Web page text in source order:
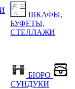
ШКАФЫ,
БУФЕТЫ,
СТЕЛЛАЖИ
БЮРО
СУНДУКИ